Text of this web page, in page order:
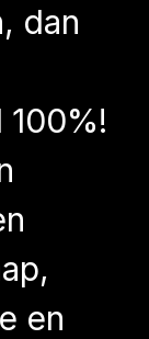
dan
en